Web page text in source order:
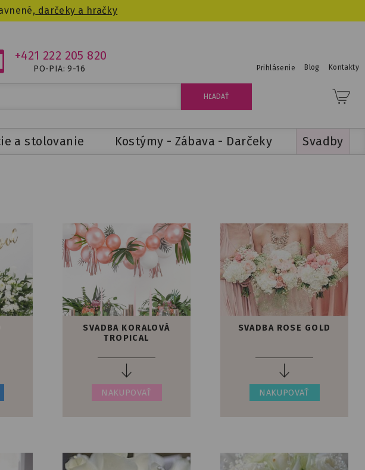
darčeky a hračky
+421 222 205 820
PO-PIA: 9-16 Prihlásenie Blog Kontakty
a stolovanie Kostýmy - Zábava - Darčeky Svadby
SVADBA KORALOVÁ
TROPICAL
NAKUPOVAŤ
SVADBA ROSE GOLD
NAKUPOVAŤ